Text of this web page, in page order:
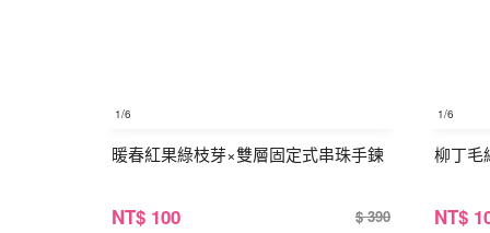
1/6
暖春紅果綠枝芽×雙層固定式串珠手鍊
NT$ 100 $ 390
1/6
柳丁毛
NT$